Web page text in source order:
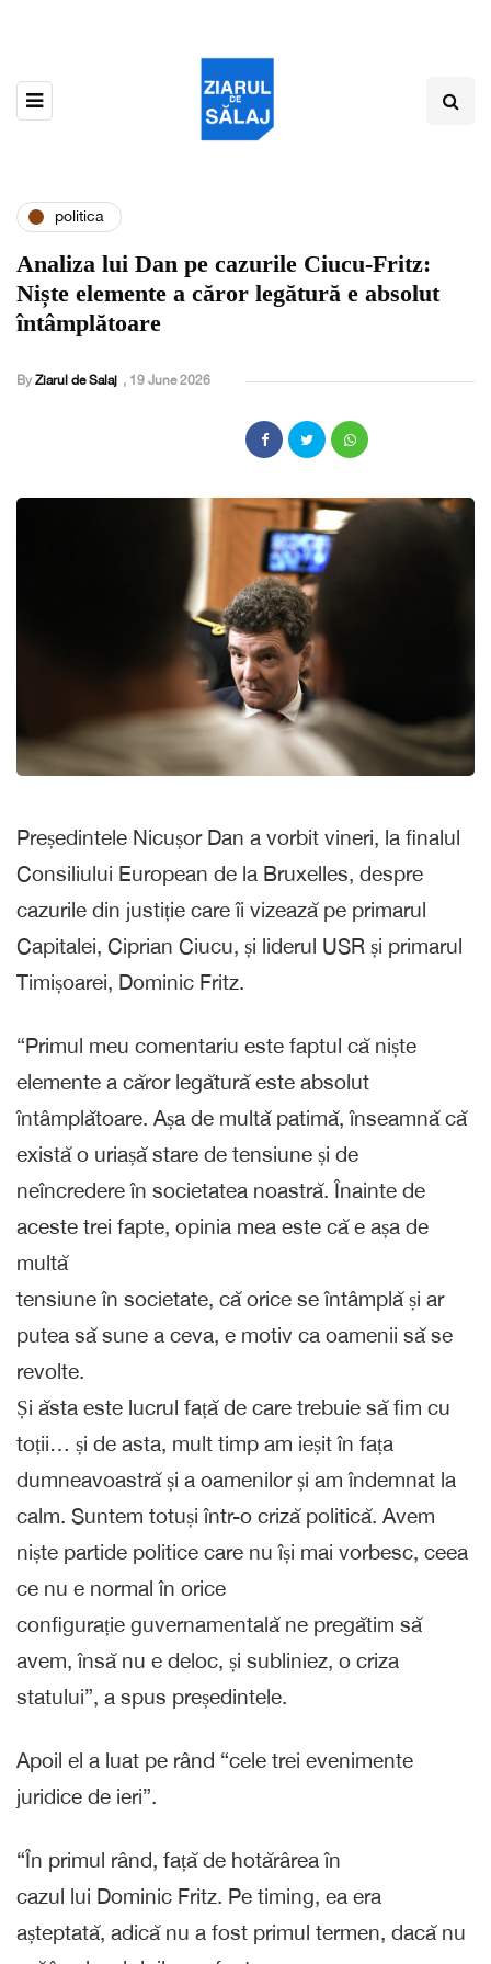
politica
Analiza lui Dan pe cazurile Ciucu-Fritz:
Niște elemente a căror legătură e absolut
întâmplătoare
By Ziarul de Salaj , 19 June 2026
Președintele Nicușor Dan a vorbit vineri, la finalul
Consiliului European de la Bruxelles, despre
cazurile din justiție care îi vizează pe primarul
Capitalei, Ciprian Ciucu, și liderul USR și primarul
Timișoarei, Dominic Fritz.
“Primul meu comentariu este faptul că niște
elemente a căror legătură este absolut
întâmplătoare. Așa de multă patimă, înseamnă că
există o uriașă stare de tensiune și de
neîncredere în societatea noastră. Înainte de
aceste trei fapte, opinia mea este că e așa de
multă
tensiune în societate, că orice se întâmplă și ar
putea să sune a ceva, e motiv ca oamenii să se
revolte.
Și ăsta este lucrul față de care trebuie să fim cu
toții… și de asta, mult timp am ieșit în fața
dumneavoastră și a oamenilor și am îndemnat la
calm. Suntem totuși într-o criză politică. Avem
niște partide politice care nu își mai vorbesc, ceea
ce nu e normal în orice
configurație guvernamentală ne pregătim să
avem, însă nu e deloc, și subliniez, o criza
statului”, a spus președintele.
Apoil el a luat pe rând “cele trei evenimente
juridice de ieri”.
“În primul rând, față de hotărârea în
cazul lui Dominic Fritz. Pe timing, ea era
așteptată, adică nu a fost primul termen, dacă nu